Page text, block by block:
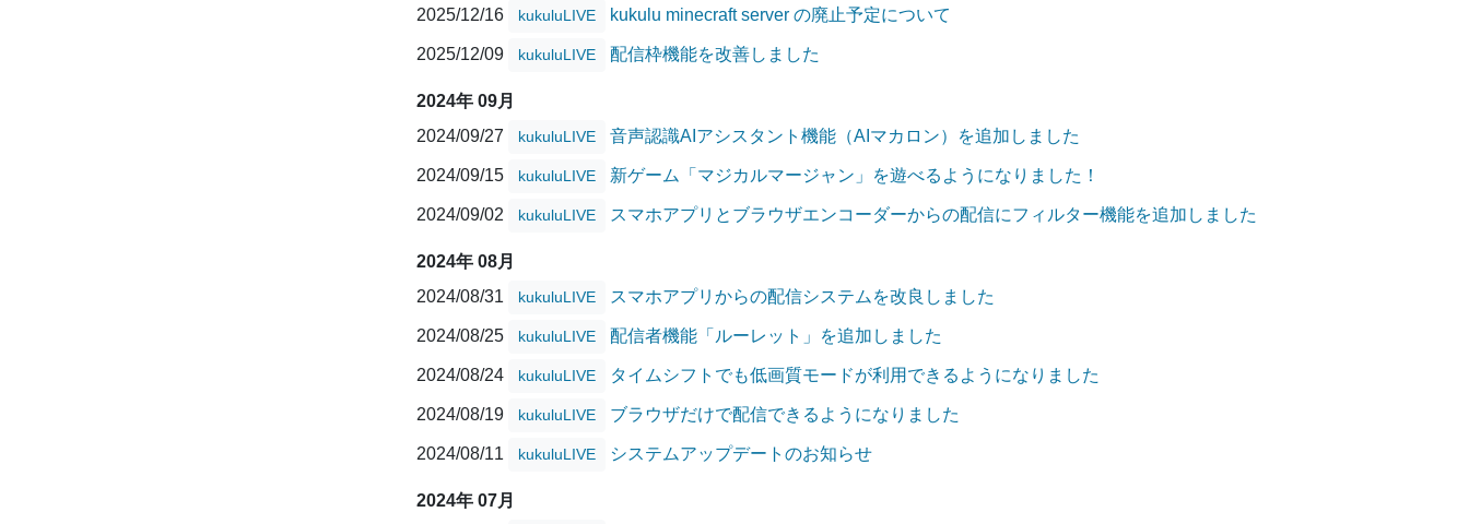
2025/12/16
kukuluLIVE kukulu minecraft server の廃止予定について
2025/12/09 kukuluLIVE 配信枠機能を改善しました
2024年 09月
2024/09/27
kukuluLIVE 音声認識AIアシスタント機能（AIマカロン）を追加しました
2024/09/15 kukuluLIVE 新ゲーム「マジカルマージャン」を遊べるようになりました！
2024/09/02 kukuluLIVE スマホアプリとブラウザエンコーダーからの配信にフィルター機能を追加しました
2024年 08月
2024/08/31
kukuluLIVE スマホアプリからの配信システムを改良しました
2024/08/25 kukuluLIVE 配信者機能「ルーレット」を追加しました
2024/08/24 kukuluLIVE タイムシフトでも低画質モードが利用できるようになりました
2024/08/19 kukuluLIVE ブラウザだけで配信できるようになりました
2024/08/11 kukuluLIVE システムアップデートのお知らせ
2024年 07月